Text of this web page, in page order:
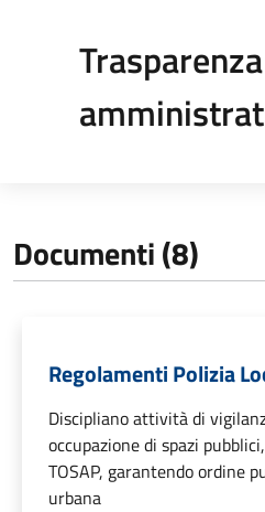
Trasparenza
Documenti (8)
Regolamenti Polizia
Discipliano attività di
occupazione di spazi
TOSAP, garantendo ordine
urbana